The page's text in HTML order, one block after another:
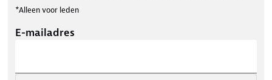
*Alleen voor leden
E-mailadres